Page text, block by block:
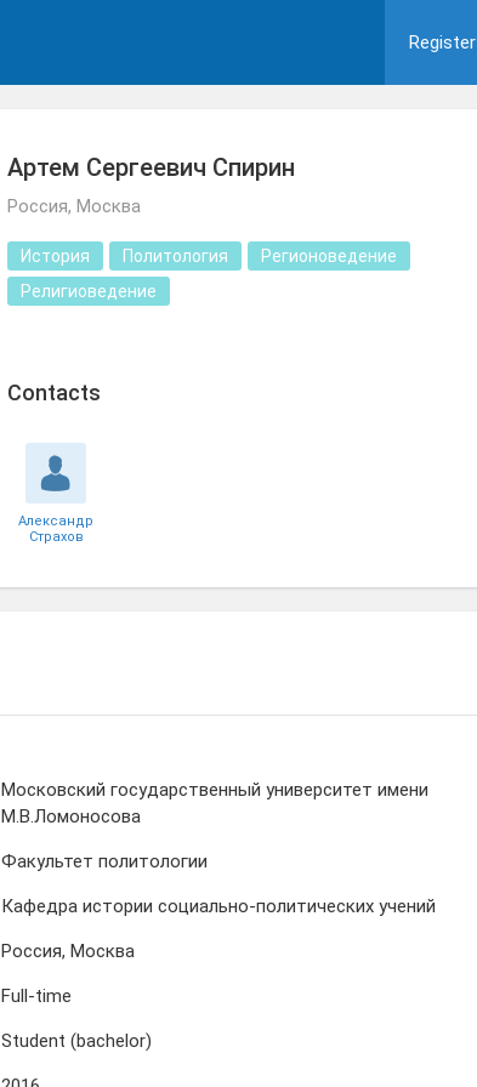
Register
Артем Сергеевич Спирин
Россия, Москва
История Политология
Регионоведение
Религиоведение
Сontacts
Александр
Страхов
Московский государственный университет имени
М.В.Ломоносова
Факультет политологии
Кафедра истории социально-политических учений
Россия, Москва
Full-time
Student (bachelor)